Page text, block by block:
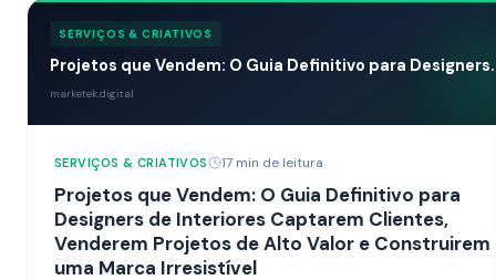
SERVIÇOS & CRIATIVOS
Projetos que Vendem: O Guia Definitivo para
marketek.digital
SERVIÇOS & CRIATIVOS 17 min de leitura
Projetos que Vendem: O Guia Definitivo para
Designers de Interiores Captarem Clientes,
Venderem Projetos de Alto Valor e Construirem
uma Marca Irresistível